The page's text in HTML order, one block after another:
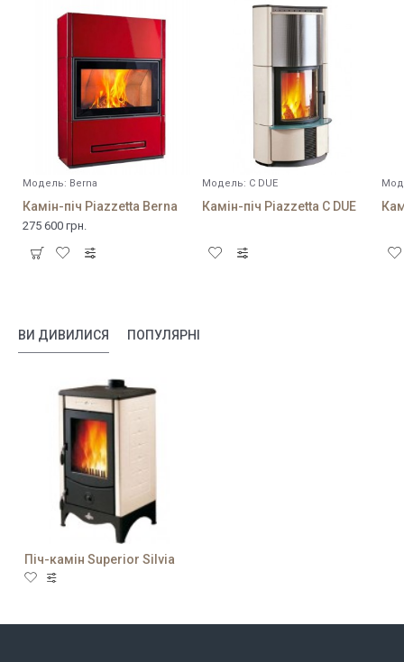
Модель: Berna
Камін-піч Piazzetta Berna
275 600 грн.
Модель: C DUE
Камін-піч Piazzetta C DUE
ВИ ДИВИЛИСЯ ПОПУЛЯРНІ
Піч-камін Superior Silvia